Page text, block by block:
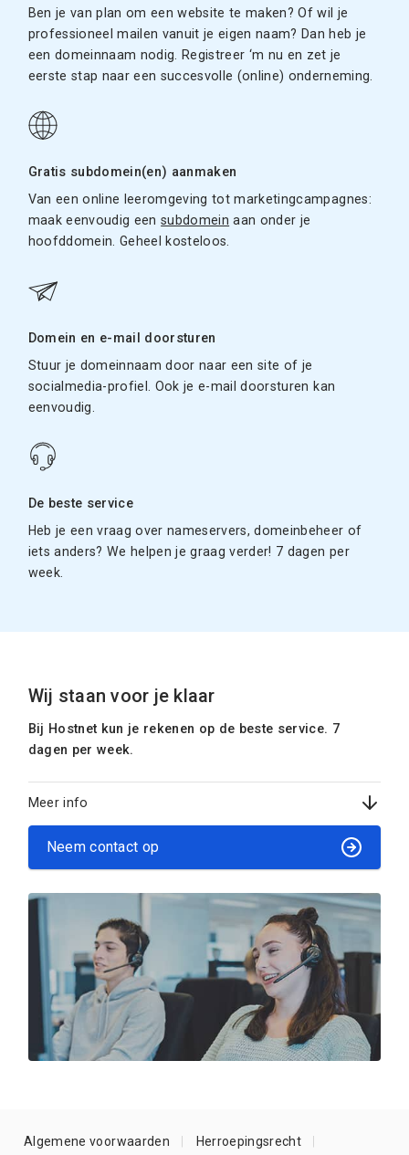
Ben je van plan om een website te maken? Of wil je
professioneel mailen vanuit je eigen naam? Dan heb je
een domeinnaam nodig. Registreer ‘m nu en zet je
eerste stap naar een succesvolle (online) onderneming.
Gratis subdomein(en) aanmaken
Van een online leeromgeving tot marketingcampagnes:
maak eenvoudig eensubdomein aan onder je
hoofddomein. Geheel kosteloos.
Domein en e-mail doorsturen
Stuur je domeinnaam door naar een site of je
socialmedia-profiel. Ook je e-mail doorsturen kan
eenvoudig.
De beste service
Heb je een vraag over nameservers, domeinbeheer of
iets anders? We helpen je graag verder! 7 dagen per
week.
Wij staan voor je klaar
Bij Hostnet kun je rekenen op de beste service. 7
dagen per week.
Meer info
Neem contact op
Algemene voorwaarden Herroepingsrecht